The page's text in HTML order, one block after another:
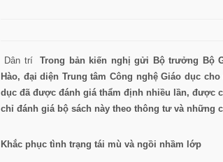
Dân trí
Trong bản kiến nghị gửi Bộ trưởng Bộ
Hào, đại diện Trung tâm Công nghệ Giáo dục
dục đã được đánh giá thẩm định nhiều lần, được
chỉ đánh giá bộ sách này theo thông tư và những
Khắc phục tình trạng tái mù và ngồi nhầm lớp